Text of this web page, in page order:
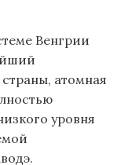
Венгрии
атомная
уровня